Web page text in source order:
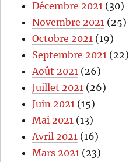
Décembre 2021 (30)
Novembre 2021 (25)
Octobre 2021 (19)
Septembre 2021 (22)
Août 2021 (26)
Juillet 2021 (26)
Juin 2021 (15)
Mai 2021 (13)
Avril 2021 (16)
Mars 2021 (23)